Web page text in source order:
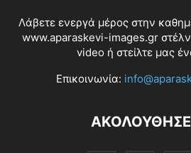
Λάβετε ενεργά μέρος στην
www.aparaskevi-images.gr
video ή στείλτε μας
Επικοινωνία: